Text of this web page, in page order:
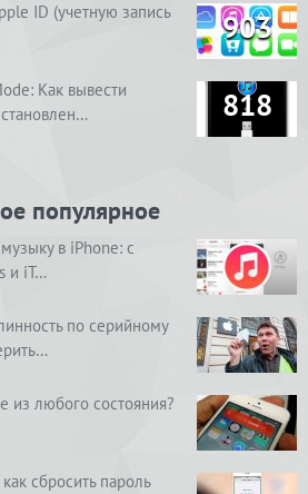
ID (учетную запись
903
Как вывести
818
популярное
в iPhone: с
и iT…
по серийному
из любого состояния?
сбросить пароль